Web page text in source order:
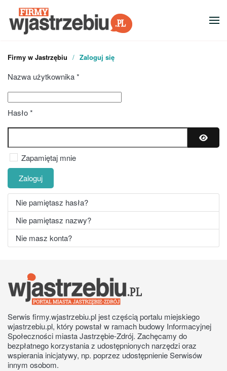
Przejdź do głównej treści
Firmy w Jastrzębiu Zaloguj się
Nazwa użytkownika*
Hasło*
Zapamiętaj mnie
Zaloguj
Nie pamiętasz hasła?
Nie pamiętasz nazwy?
Nie masz konta?
Serwis firmy.wjastrzebiu.pl jest częścią portalu miejskiego
wjastrzebiu.pl, który powstał w ramach budowy Informacyjnej
Społeczności miasta Jastrzębie-Zdrój. Zachęcamy do
bezpłatnego korzystania z udostępnionych narzędzi oraz
wspierania inicjatywy, np. poprzez udostępnienie Serwisów
innym osobom.